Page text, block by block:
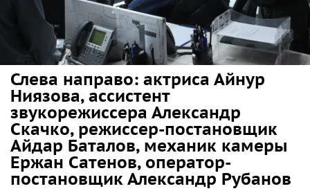
Слева направо: актриса Айнур
Ниязова, ассистент
звукорежиссера Александр
Скачко, режиссер-постановщик
Айдар Баталов, механик камеры
Ержан Сатенов, оператор-
постановщик Александр Рубанов